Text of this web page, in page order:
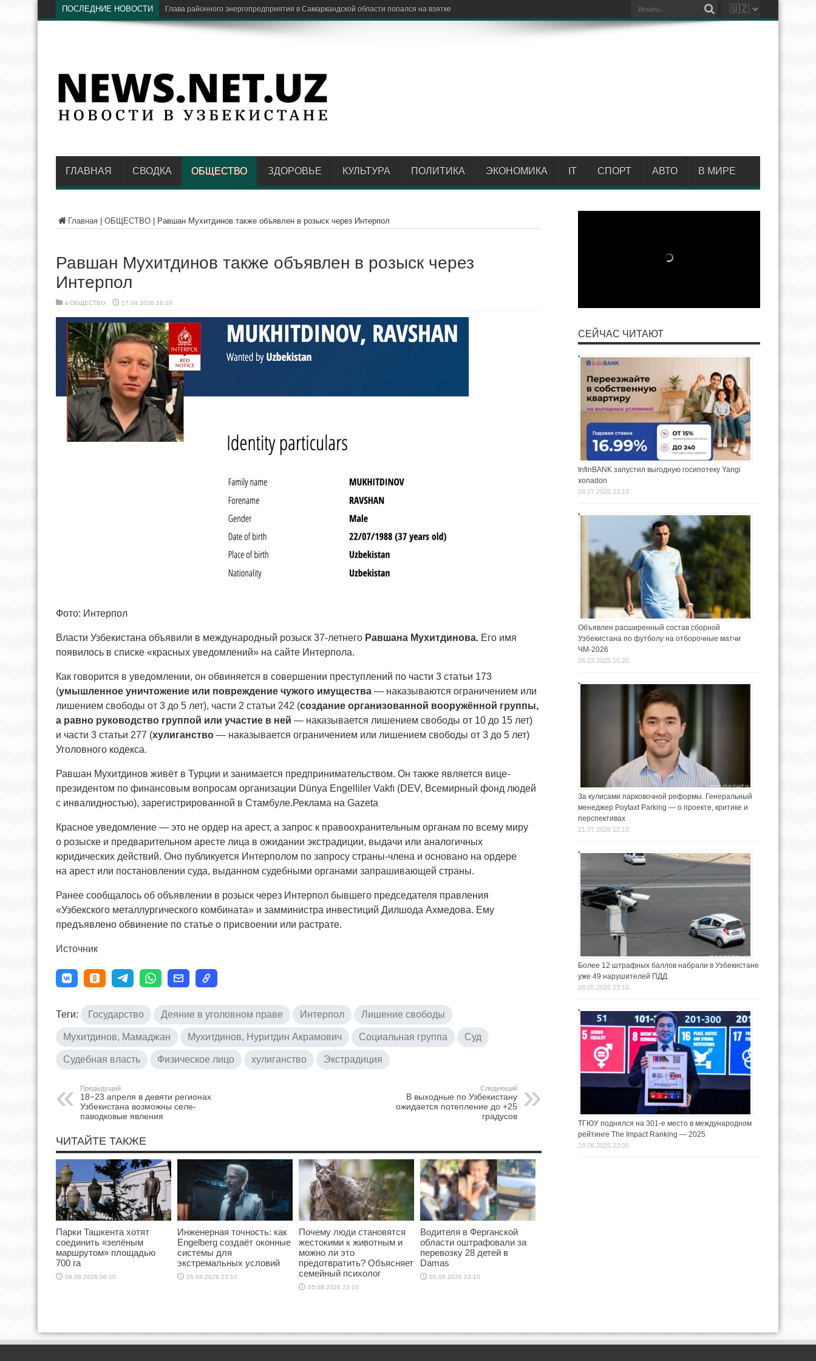
ПОСЛЕДНИЕ НОВОСТИ
ГЛАВНАЯ СВОДКА ОБЩЕСТВО ЗДОРОВЬЕ КУЛЬТУРА ПОЛИТИКА ЭКОНОМИКА IT СПОРТ АВТО В МИРЕ
Главная ОБЩЕСТВО Равшан Мухитдинов также объявлен в розыск через Интерпол
Равшан Мухитдинов также объявлен в розыск через
Интерпол
в ОБЩЕСТВО 17.04.2026 16:10
Фото: Интерпол
Власти Узбекистана объявили в международный розыск 37-летнего Равшана Мухитдинова. Его имя
появилось в списке «красных уведомлений» на сайте Интерпола.
Как говорится в уведомлении, он обвиняется в совершении преступлений по части 3 статьи 173
(умышленное уничтожение или повреждение чужого имущества — наказываются ограничением или
лишением свободы от 3 до 5 лет), части 2 статьи 242 (создание организованной вооружённой группы,
а равно руководство группой или участие в ней — наказывается лишением свободы от 10 до 15 лет)
и части 3 статьи 277 (хулиганство — наказывается ограничением или лишением свободы от 3 до 5 лет)
Уголовного кодекса.
Равшан Мухитдинов живёт в Турции и занимается предпринимательством. Он также является вице-
президентом по финансовым вопросам организации Dünya Engelliler Vakfı (DEV, Всемирный фонд людей
с инвалидностью), зарегистрированной в Стамбуле.Реклама на Gazeta
Красное уведомление — это не ордер на арест, а запрос к правоохранительным органам по всему миру
о розыске и предварительном аресте лица в ожидании экстрадиции, выдачи или аналогичных
юридических действий. Оно публикуется Интерполом по запросу страны-члена и основано на ордере
на арест или постановлении суда, выданном судебными органами запрашивающей страны.
Ранее сообщалось об объявлении в розыск через Интерпол бывшего председателя правления
«Узбекского металлургического комбината» и замминистра инвестиций Дилшода Ахмедова. Ему
предъявлено обвинение по статье о присвоении или растрате.
Источник
Теги: Государство Деяние в уголовном праве Интерпол Лишение свободы
Мухитдинов, Мамаджан Мухитдинов, Нуритдин Акрамович Социальная группа Суд
Судебная власть Физическое лицо хулиганство Экстрадиция
Предыдущий
18−23 апреля в девяти регионах
Узбекистана возможны селе-
паводковые явления
Следующий
В выходные по Узбекистану
ожидается потепление до +25
градусов
ЧИТАЙТЕ ТАКЖЕ
Парки Ташкента хотят
соединить «зелёным
маршрутом» площадью
700 га
06.08.2026 06:10
Инженерная точность: как
Engelberg создаёт оконные
системы для
экстремальных условий
05.08.2026 23:10
Почему люди становятся
жестокими к животным и
можно ли это
предотвратить? Объясняет
семейный психолог
05.08.2026 23:10
Водителя в Ферганской
области оштрафовали за
перевозку 28 детей в
Damas
05.08.2026 23:10
СЕЙЧАС ЧИТАЮТ
InfinBANK запустил выгодную госипотеку Yangi
xonadon
08.07.2026 23:10
Объявлен расширенный состав сборной
Узбекистана по футболу на отборочные матчи
ЧМ-2026
26.03.2025 15:20
За кулисами парковочной реформы. Генеральный
менеджер Poytaxt Parking — о проекте, критике и
перспективах
21.07.2026 12:10
Более 12 штрафных баллов набрали в Узбекистане
уже 49 нарушителей ПДД
08.05.2026 23:10
ТГЮУ поднялся на 301-е место в международном
рейтинге The Impact Ranking — 2025
18.06.2025 23:00